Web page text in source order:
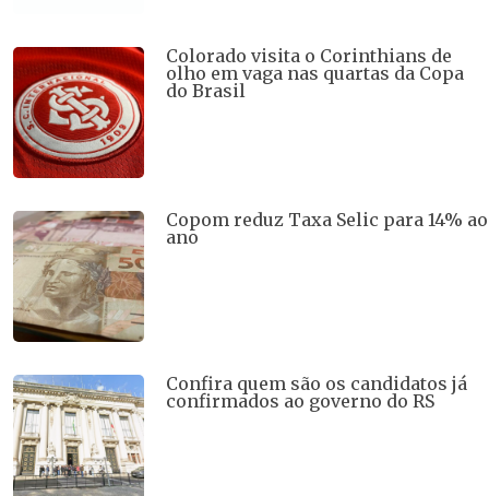
Colorado visita o Corinthians de
olho em vaga nas quartas da Copa
do Brasil
Copom reduz Taxa Selic para 14% ao
ano
Confira quem são os candidatos já
confirmados ao governo do RS